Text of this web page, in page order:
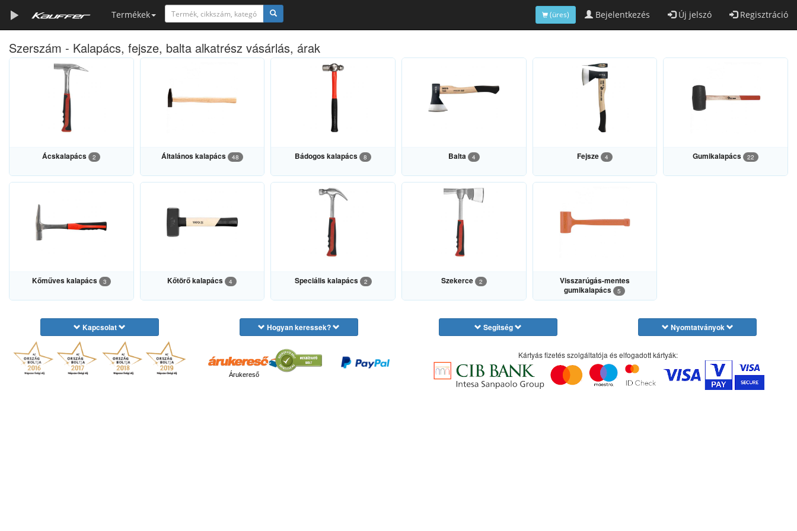
Termékek Bejelentkezés Új jelszó Regisztráció
(üres)
Szerszámkatalógus
Alkatrészek
Szerszám - Kalapács, fejsze, balta alkatrész vásárlás, árak
Ácskalapács 2 Általános kalapács 48 Bádogos kalapács 8 Balta 4 Fejsze 4 Gumikalapács 22
Kőműves kalapács 3 Kőtörő kalapács 4 Speciális kalapács 2 Szekerce 2
Visszarúgás-mentes
gumikalapács
5
Kapcsolat Hogyan keressek? Segítség Nyomtatványok
Árukereső
Kártyás fizetés szolgáltatója és elfogadott kártyák: